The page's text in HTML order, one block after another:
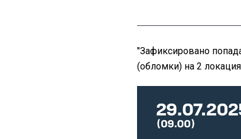
"Зафиксировано
(обломки) на 2